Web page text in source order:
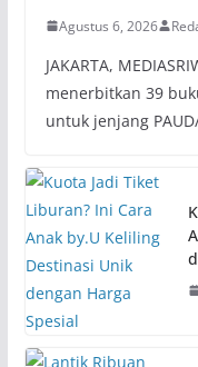
Agustus 6, 2026
JAKARTA,
menerbitkan 39
untuk jenjang